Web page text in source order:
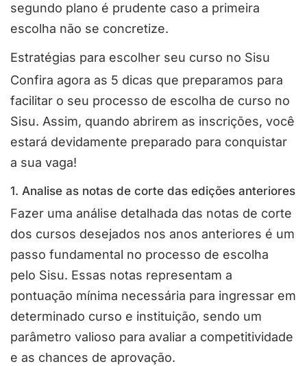
segundo plano é prudente caso a primeira
escolha não se concretize.
Estratégias para escolher seu curso no Sisu
Confira agora as 5 dicas que preparamos para
facilitar o seu processo de escolha de curso no
Sisu. Assim, quando abrirem as inscrições, você
estará devidamente preparado para conquistar
a sua vaga!
1. Analise as notas de corte das edições anteriores
Fazer uma análise detalhada das notas de corte
dos cursos desejados nos anos anteriores é um
passo fundamental no processo de escolha
pelo Sisu. Essas notas representam a
pontuação mínima necessária para ingressar em
determinado curso e instituição, sendo um
parâmetro valioso para avaliar a competitividade
e as chances de aprovação.